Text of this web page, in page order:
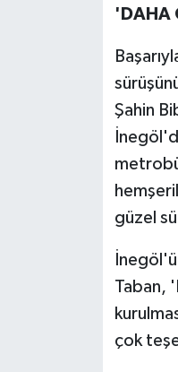
'DAHA
Şahin
güzel
Taban,
çok